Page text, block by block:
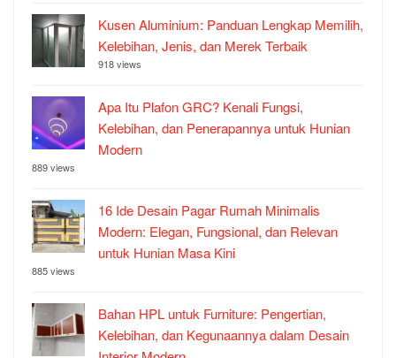
Kusen Aluminium: Panduan Lengkap Memilih,
Kelebihan, Jenis, dan Merek Terbaik
918 views
Apa Itu Plafon GRC? Kenali Fungsi,
Kelebihan, dan Penerapannya untuk Hunian
Modern
889 views
16 Ide Desain Pagar Rumah Minimalis
Modern: Elegan, Fungsional, dan Relevan
untuk Hunian Masa Kini
885 views
Bahan HPL untuk Furniture: Pengertian,
Kelebihan, dan Kegunaannya dalam Desain